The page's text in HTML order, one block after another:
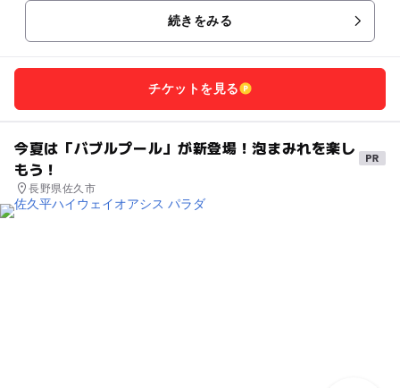
続きをみる
チケットを見る
今夏は「バブルプール」が新登場！泡まみれを楽し
もう！
長野県佐久市